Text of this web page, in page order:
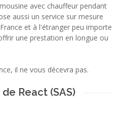
avec chauffeur pendant
aussi un service sur mesure
et à l'étranger peu importe
une prestation en longue ou
il ne vous décevra pas.
React (SAS)